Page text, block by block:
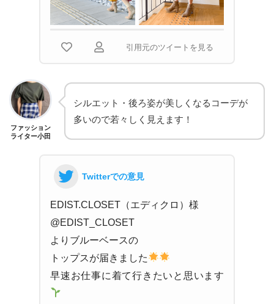
引用元のツイートを見る
ファッション
ライター小田
シルエット・後ろ姿が美しくなるコーデが
多いので若々しく見えます！
Twitterでの意見
EDIST.CLOSET（エディクロ）様
@EDIST_CLOSET
よりブルーベースの
トップスが届きました
早速お仕事に着て行きたいと思います